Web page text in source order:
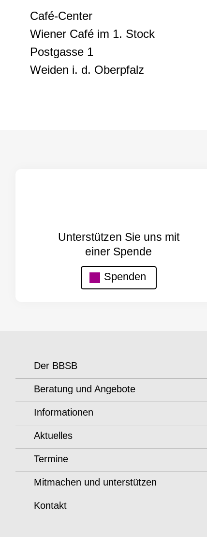
Café-Center
Wiener Café im 1. Stock
Postgasse 1
Weiden i. d. Oberpfalz
Unterstützen Sie uns mit
einer Spende
Spenden
Der BBSB
Beratung und Angebote
Informationen
Aktuelles
Termine
Mitmachen und unterstützen
Kontakt